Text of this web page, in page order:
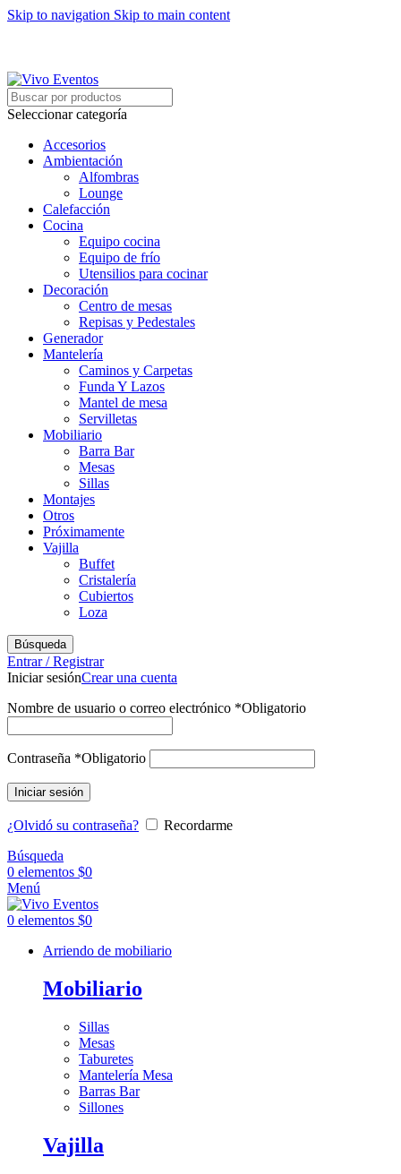
Skip to navigation Skip to main content
Seleccionar categoría
Accesorios
Ambientación
Alfombras
Lounge
Calefacción
Cocina
Equipo cocina
Equipo de frío
Utensilios para cocinar
Decoración
Centro de mesas
Repisas y Pedestales
Generador
Mantelería
Caminos y Carpetas
Funda Y Lazos
Mantel de mesa
Servilletas
Mobiliario
Barra Bar
Mesas
Sillas
Montajes
Otros
Próximamente
Vajilla
Buffet
Cristalería
Cubiertos
Loza
Búsqueda
Entrar / Registrar
Iniciar sesiónCrear una cuenta
Nombre de usuario o correo electrónico *Obligatorio
Contraseña *Obligatorio
Iniciar sesión
¿Olvidó su contraseña?
Recordarme
Búsqueda
0 elementos $0
Menú
0 elementos $0
Arriendo de mobiliario
Mobiliario
Sillas
Mesas
Taburetes
Mantelería Mesa
Barras Bar
Sillones
Vajilla